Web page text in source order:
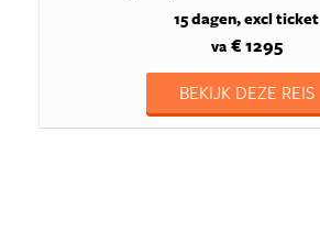
15 dagen excl ticket
va€ 1295
BEKIJK DEZE REIS